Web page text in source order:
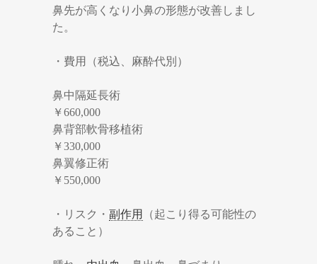
鼻先が高くなり小鼻の形態が改善しまし
た。
・費用（税込、麻酔代別）
鼻中隔延長術
￥660,000
鼻背部軟骨移植術
￥330,000
鼻翼修正術
￥550,000
・リスク・ 副作用
（起こり得る可能性の
あること）